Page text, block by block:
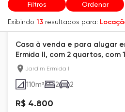
Filtros Ordenar
Exibindo 13 resultados para:
Casa à venda e para alugar
Ermida II, com 2 quartos, com
Jardim Ermida II
110m² 2 2
R$ 4.800